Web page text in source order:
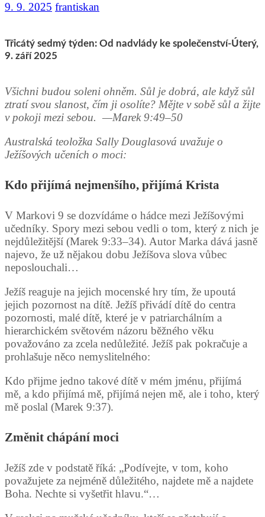
9. 9. 2025 frantiskan
Třicátý sedmý týden: Od nadvlády ke společenství-Úterý,
9. září 2025
Všichni budou soleni ohněm. Sůl je dobrá, ale když sůl
ztratí svou slanost, čím ji osolíte? Mějte v sobě sůl a žijte
v pokoji mezi sebou. —Marek 9:49–50
Australská teoložka Sally Douglasová uvažuje o
Ježíšových učeních o moci:
Kdo přijímá nejmenšího, přijímá Krista
V Markovi 9 se dozvídáme o hádce mezi Ježíšovými
učedníky. Spory mezi sebou vedli o tom, který z nich je
nejdůležitější (Marek 9:33–34). Autor Marka dává jasně
najevo, že už nějakou dobu Ježíšova slova vůbec
neposlouchali…
Ježíš reaguje na jejich mocenské hry tím, že upoutá
jejich pozornost na dítě. Ježíš přivádí dítě do centra
pozornosti, malé dítě, které je v patriarchálním a
hierarchickém světovém názoru běžného věku
považováno za zcela nedůležité. Ježíš pak pokračuje a
prohlašuje něco nemyslitelného:
Kdo přijme jedno takové dítě v mém jménu, přijímá
mě, a kdo přijímá mě, přijímá nejen mě, ale i toho, který
mě poslal (Marek 9:37).
Změnit chápání moci
Ježíš zde v podstatě říká: „Podívejte, v tom, koho
považujete za nejméně důležitého, najdete mě a najdete
Boha. Nechte si vyšetřit hlavu.“…